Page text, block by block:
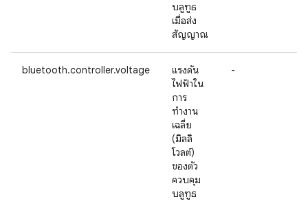
บลูทูธ
เมื่อส่ง
สัญญาณ
bluetooth.controller.voltage
แรงดัน
ไฟฟ้าใน
การ
ทำงาน
เฉลี่ย
(มิลลิ
โวลต์)
ของตัว
ควบคุม
บลูทูธ
-